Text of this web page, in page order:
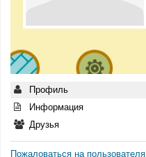
Профиль
Информация
Друзья
Пожаловаться на пользователя